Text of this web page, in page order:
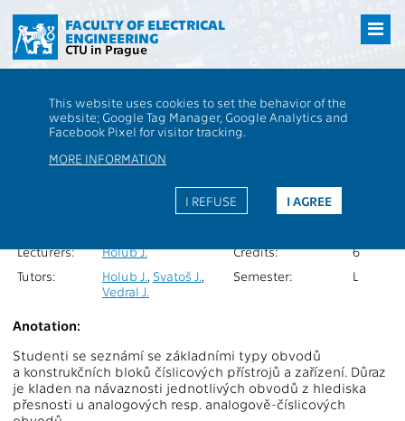
hlavní
obsah
FACULTY OF ELECTRICAL
ENGINEERING
CTU in Prague
This website uses cookies to set the behavior of the
website; Google Tag Manager, Google Analytics and
Facebook Pixel for visitor tracking.
MORE INFORMATION
I AGREE
I REFUSE
BUM-OTP Obvodové techniky přístrojů
Language of
teaching:
Lecturers:
Holub J. Credits:
6
Tutors:
Holub J., Svatoš J.,
Vedral J.
Semester: L
Anotation:
Studenti se seznámí se základními typy obvodů
a konstrukčních bloků číslicových přístrojů a zařízení. Důraz
je kladen na návaznosti jednotlivých obvodů z hlediska
přesnosti u analogových resp. analogově-číslicových